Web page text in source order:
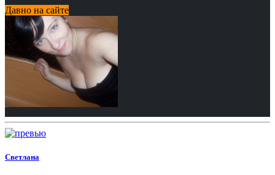
Давно на сайте
Светлана